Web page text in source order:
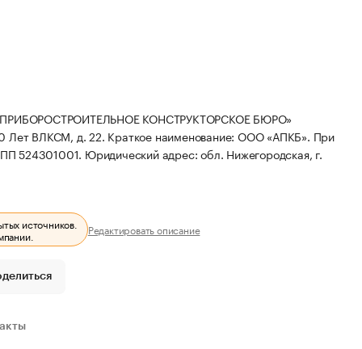
КОНСТРУКТОРСКОЕ БЮРО»
Лет ВЛКСМ, д. 22. Краткое наименование: ООО «АПКБ». При
524301001. Юридический адрес: обл. Нижегородская, г.
источников. Редактировать описание